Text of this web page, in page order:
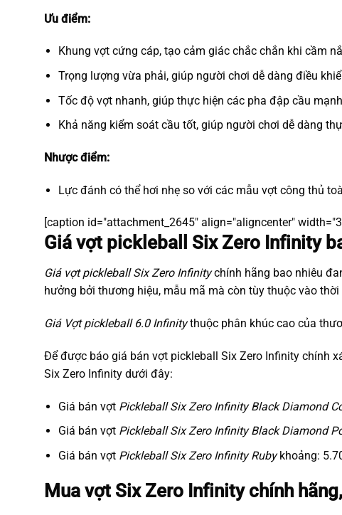
Ưu điểm:
Khung vợt cứng cáp, tạo cảm giác chắc chắn khi cầm
Trọng lượng vừa phải, giúp người chơi dễ dàng điều
Tốc độ vợt nhanh, giúp thực hiện các pha đập cầu
Khả năng kiểm soát cầu tốt, giúp người chơi dễ dàng
Nhược điểm:
Lực đánh có thể hơi nhẹ so với các mẫu vợt công thủ
[caption id="attachment_2645" align="aligncenter"
Giá vợt pickleball Six Zero Infinity
Giá vợt pickleball Six Zero Infinitychính hãng bao nhiêu
hưởng bởi thương hiệu, mẫu mã mà còn tùy thuộc vào
Giá Vợt pickleball 6.0 Infinitythuộc phân khúc cao của
Để được báo giá bán vợt pickleball Six Zero Infinity chính
Six Zero Infinity dưới đây:
Giá bán vợt Pickleball Six Zero Infinity Black Diamond
Giá bán vợt Pickleball Six Zero Infinity Black Diamond
Giá bán vợt Pickleball Six Zero Infinity Rubykhoảng:
Mua vợt Six Zero Infinity chính